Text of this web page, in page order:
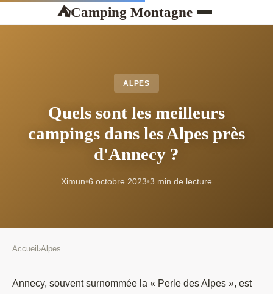
⛺Camping Montagne
ALPES
Quels sont les meilleurs
campings dans les Alpes près
d'Annecy ?
Ximun•6 octobre 2023•3 min de lecture
Accueil ›Alpes
Annecy, souvent surnommée la « Perle des Alpes », est